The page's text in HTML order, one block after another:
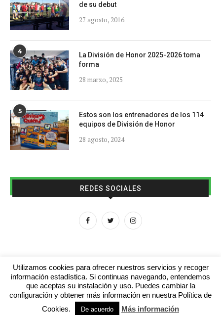
de su debut
27 agosto, 2016
4
La División de Honor 2025-2026 toma
forma
28 marzo, 2025
5
Estos son los entrenadores de los 114
equipos de División de Honor
28 agosto, 2024
REDES SOCIALES
Aviso legal Contacto Colabora con nosotros
© 2016 - futboljuvenil.es
Utilizamos cookies para ofrecer nuestros servicios y recoger
información estadística. Si continuas navegando, entendemos
que aceptas su instalación y uso. Puedes cambiar la
configuración y obtener más información en nuestra Política de
Cookies.
De acuerdo Más información